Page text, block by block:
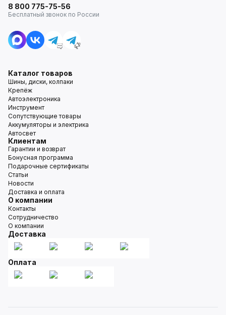
8 800 775-75-56
Бесплатный звонок по России
Каталог товаров
Шины, диски, колпаки
Крепёж
Автоэлектроника
Инструмент
Сопутствующие товары
Аккумуляторы и электрика
Автосвет
Клиентам
Гарантии и возврат
Бонусная программа
Подарочные сертификаты
Статьи
Новости
Доставка и оплата
О компании
Контакты
Сотрудничество
О компании
Доставка
Оплата